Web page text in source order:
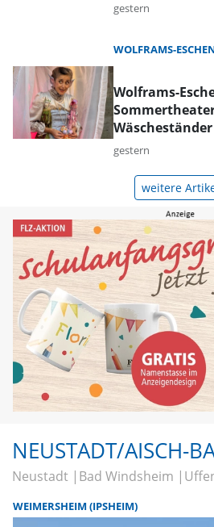
gestern
WOLFRAMS-
Wolframs-
Wäscheständer
gestern
weitere
NEUSTADT/AISCH-
Neustadt Bad Windsheim
WEIMERSHEIM (IPSHEIM)